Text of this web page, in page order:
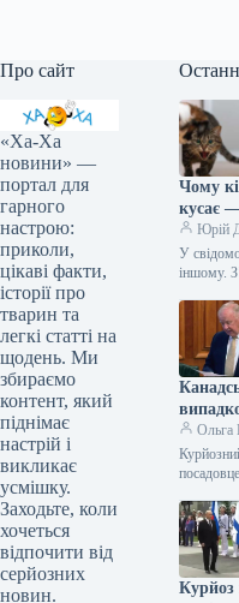
Про сайт
«Ха-Ха
новини» —
портал для
гарного
настрою:
приколи,
цікаві факти,
історії про
тварин та
легкі статті на
щодень. Ми
збираємо
контент, який
піднімає
настрій і
викликає
усмішку.
Заходьте, коли
хочеться
відпочити від
серйозних
новин.
Чому
кусає
Юрій
У
іншому.
від
(відео)
Ольга
потрапив
Курйоз